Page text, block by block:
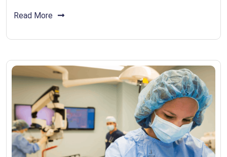
Read More